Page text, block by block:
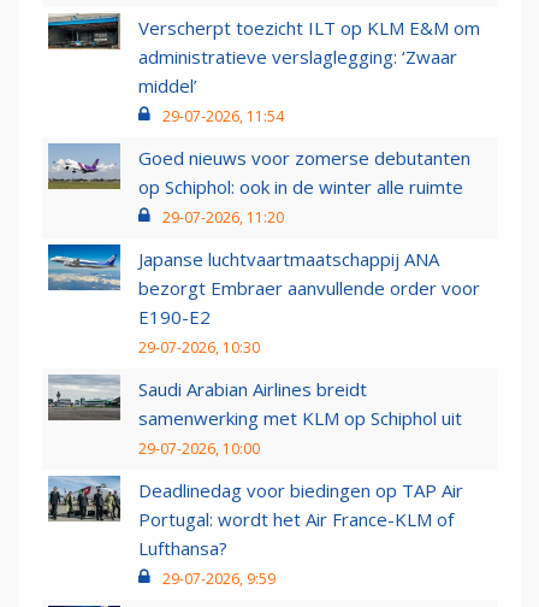
Verscherpt toezicht ILT op KLM E&M om
administratieve verslaglegging: ‘Zwaar
middel’
29-07-2026, 11:54
Goed nieuws voor zomerse debutanten
op Schiphol: ook in de winter alle ruimte
29-07-2026, 11:20
Japanse luchtvaartmaatschappij ANA
bezorgt Embraer aanvullende order voor
E190-E2
29-07-2026, 10:30
Saudi Arabian Airlines breidt
samenwerking met KLM op Schiphol uit
29-07-2026, 10:00
Deadlinedag voor biedingen op TAP Air
Portugal: wordt het Air France-KLM of
Lufthansa?
29-07-2026, 9:59